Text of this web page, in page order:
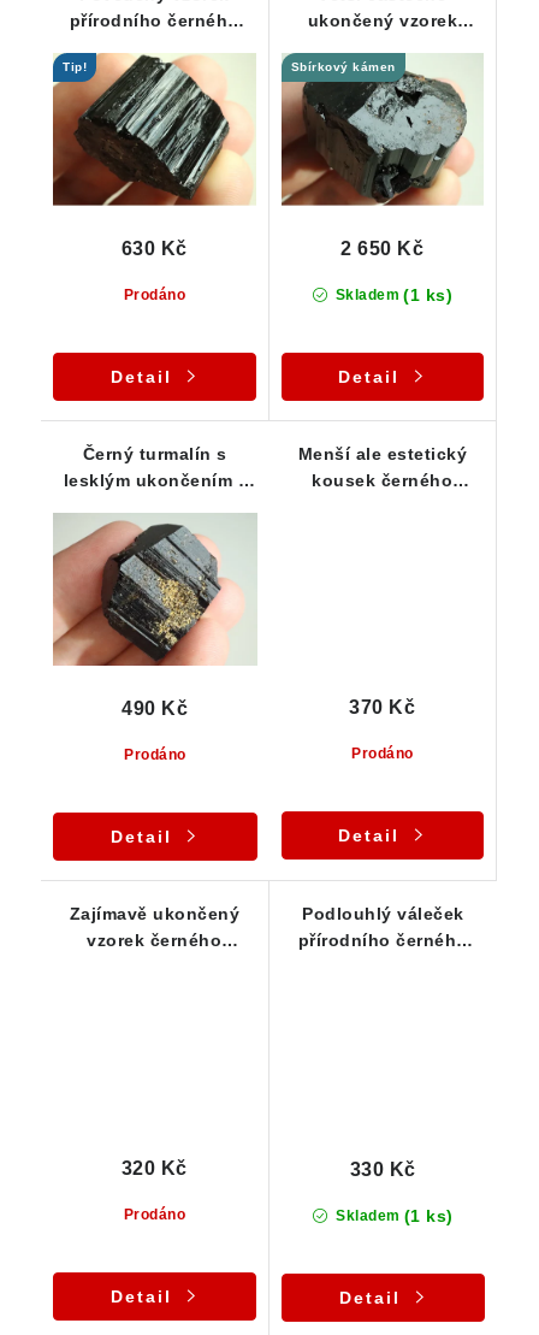
přírodního černého
g
Tip!
Prodáno
630 Kč
Detail
ukončený vzorek
89 g
Sbírkový kámen
Skladem (1 ks)
2 650 Kč
Detail
Černý turmalín s
lesklým ukončením z
Prodáno
490 Kč
Detail
Menší ale estetický
kousek černého
Prodáno
370 Kč
Detail
Zajímavě ukončený
vzorek černého
Prodáno
320 Kč
Detail
Podlouhlý váleček
přírodního černého
Skladem (1 ks)
330 Kč
Detail